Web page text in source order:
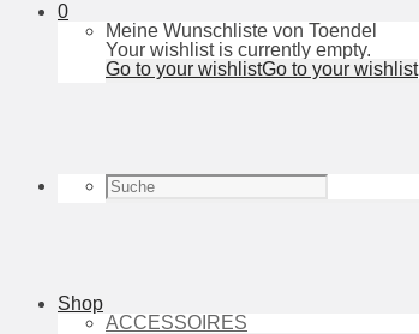
0
Meine Wunschliste von Toendel
Your wishlist is currently empty.
Go to your wishlistGo to your wishlist
Shop
ACCESSOIRES